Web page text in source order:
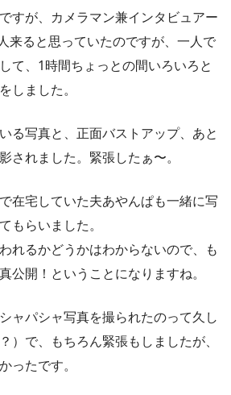
すが、カメラマン兼インタビュアー
来ると思っていたのですが、一人で
て、1時間ちょっとの間いろいろと
しました。
る写真と、正面バストアップ、あと
されました。緊張したぁ〜。
在宅していた夫あやんぱも一緒に写
もらいました。
れるかどうかはわからないので、も
公開！ということになりますね。
ャパシャ写真を撮られたのって久し
）で、もちろん緊張もしましたが、
ったです。